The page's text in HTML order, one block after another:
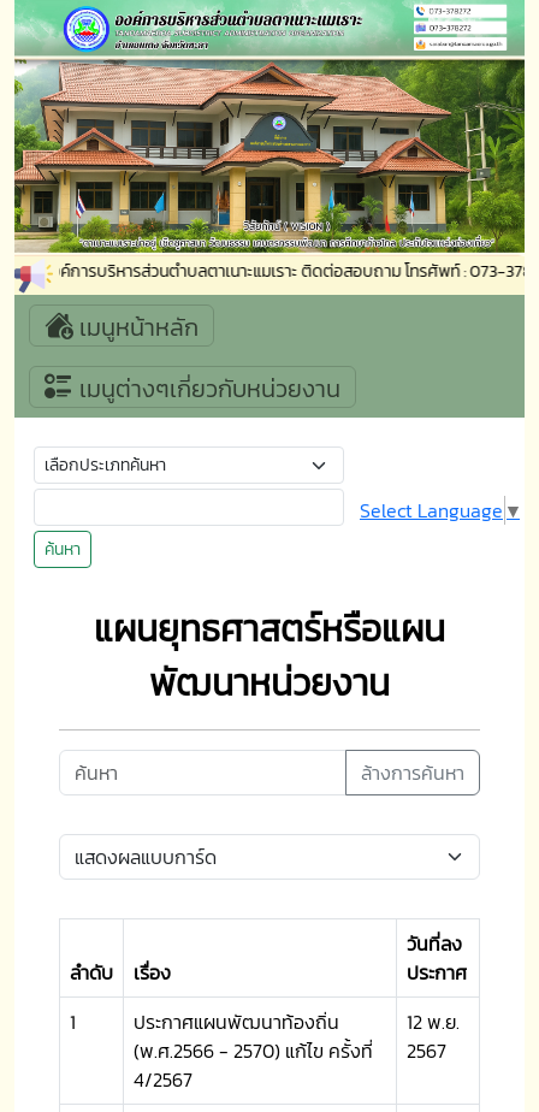
สู่องค์การบริหารส่วนตำบลตาเนาะแมเราะ ติดต่อสอบถาม โทรศัพท์ : 073-
เมนูหน้าหลัก
เมนูต่างๆเกี่ยวกับหน่วยงาน
ค้นหา
Select Language ▼
แผนยุทธศาสตร์หรือแผน
พัฒนาหน่วยงาน
ล้างการค้นหา
ลำดับ เรื่อง
วันที่ลง
ประกาศ
1
ประกาศแผนพัฒนาท้องถิ่น
(พ.ศ.2566 - 2570) แก้ไข ครั้งที่
4/2567
12 พ.ย.
2567